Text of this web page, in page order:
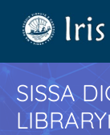
SISSA
LIBRARY